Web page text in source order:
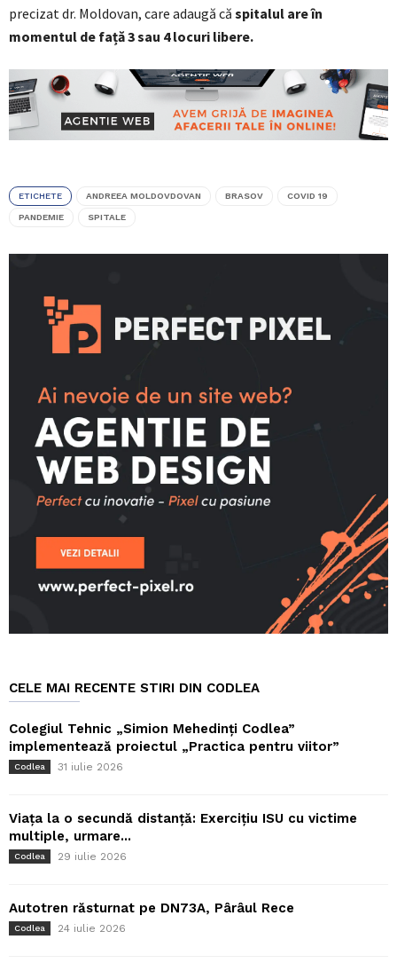
precizat dr. Moldovan, care adaugă că spitalul are în
momentul de față 3 sau 4 locuri libere.
ETICHETE ANDREEA MOLDOVDOVAN BRASOV COVID 19
PANDEMIE SPITALE
CELE MAI RECENTE STIRI DIN CODLEA
Colegiul Tehnic „Simion Mehedinți Codlea”
implementează proiectul „Practica pentru viitor”
Codlea 31 iulie 2026
Viața la o secundă distanță: Exercițiu ISU cu victime
multiple, urmare...
Codlea 29 iulie 2026
Autotren răsturnat pe DN73A, Pârâul Rece
Codlea 24 iulie 2026